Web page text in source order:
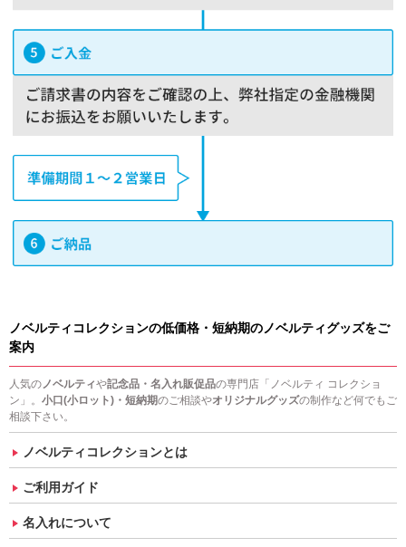
ノベルティコレクションの低価格・短納期のノベルティグッズをご
案内
人気のノベルティや記念品・名入れ販促品の専門店「ノベルティ コレクショ
ン」。 小口(小ロット)・短納期のご相談やオリジナルグッズの制作など何でもご
相談下さい。
ノベルティコレクションとは
ご利用ガイド
名入れについて